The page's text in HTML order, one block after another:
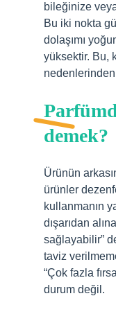
bileğinize
Bu iki nokta
dolaşımı
yüksektir. Bu,
demek?
Ürünün
ürünler
kullanmanın
dışarıdan
sağlayabilir”
taviz
“Çok fazla
durum değil.